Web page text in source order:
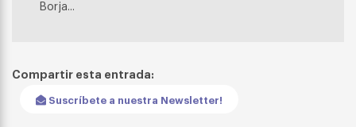
Borja...
Compartir esta entrada:
Suscríbete a nuestra Newsletter!